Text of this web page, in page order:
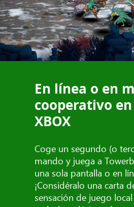
En línea o en
cooperativo
XBOX
Coge un segundo (o
mando y juega a
una sola pantalla o en
¡Considéralo una carta
sensación de juego